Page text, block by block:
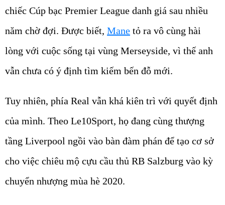
chiếc Cúp bạc Premier League danh giá sau nhiều
năm chờ đợi. Được biết, Mane tỏ ra vô cùng hài
lòng với cuộc sống tại vùng Merseyside, vì thế anh
vẫn chưa có ý định tìm kiếm bến đỗ mới.
Tuy nhiên, phía Real vẫn khá kiên trì với quyết định
của mình. Theo Le10Sport, họ đang cùng thượng
tầng Liverpool ngồi vào bàn đàm phán để tạo cơ sở
cho việc chiêu mộ cựu cầu thủ RB Salzburg vào kỳ
chuyển nhượng mùa hè 2020.